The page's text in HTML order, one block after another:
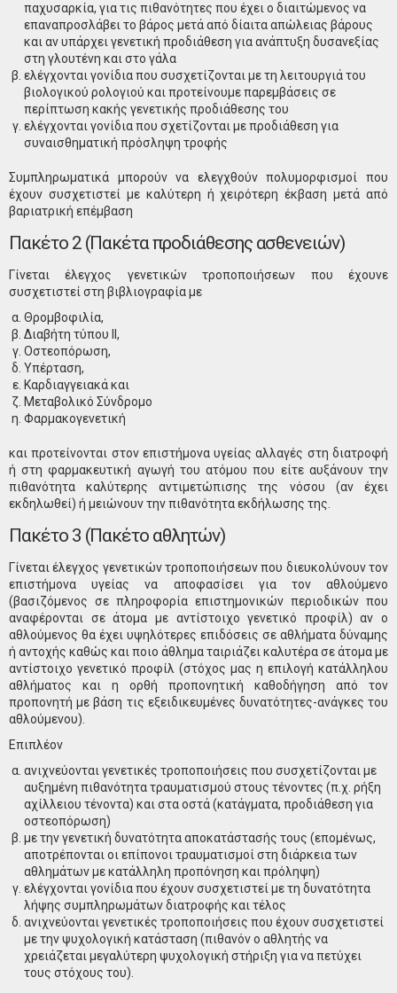
παχυσαρκία, για τις πιθανότητες που έχει ο διαιτώμενος να
επαναπροσλάβει το βάρος μετά από δίαιτα απώλειας βάρους
και αν υπάρχει γενετική προδιάθεση για ανάπτυξη δυσανεξίας
στη γλουτένη και στο γάλα
ελέγχονται γονίδια που συσχετίζονται με τη λειτουργιά του
βιολογικού ρολογιού και προτείνουμε παρεμβάσεις σε
περίπτωση κακής γενετικής προδιάθεσης του
ελέγχονται γονίδια που σχετίζονται με προδιάθεση για
συναισθηματική πρόσληψη τροφής
Συμπληρωματικά μπορούν να ελεγχθούν πολυμορφισμοί που
έχουν συσχετιστεί με καλύτερη ή χειρότερη έκβαση μετά από
βαριατρική επέμβαση
Πακέτο 2 (Πακέτα προδιάθεσης ασθενειών)
Γίνεται έλεγχος γενετικών τροποποιήσεων που έχουνε
συσχετιστεί στη βιβλιογραφία με
Θρομβοφιλία,
Διαβήτη τύπου ΙΙ,
Οστεοπόρωση,
Υπέρταση,
Καρδιαγγειακά και
Μεταβολικό Σύνδρομο
Φαρμακογενετική
και προτείνονται στον επιστήμονα υγείας αλλαγές στη διατροφή
ή στη φαρμακευτική αγωγή του ατόμου που είτε αυξάνουν την
πιθανότητα καλύτερης αντιμετώπισης της νόσου (αν έχει
εκδηλωθεί) ή μειώνουν την πιθανότητα εκδήλωσης της.
Πακέτο 3 (Πακέτο αθλητών)
Γίνεται έλεγχος γενετικών τροποποιήσεων που διευκολύνουν τον
επιστήμονα υγείας να αποφασίσει για τον αθλούμενο
(βασιζόμενος σε πληροφορία επιστημονικών περιοδικών που
αναφέρονται σε άτομα με αντίστοιχο γενετικό προφίλ) αν ο
αθλούμενος θα έχει υψηλότερες επιδόσεις σε αθλήματα δύναμης
ή αντοχής καθώς και ποιο άθλημα ταιριάζει καλυτέρα σε άτομα με
αντίστοιχο γενετικό προφίλ (στόχος μας η επιλογή κατάλληλου
αθλήματος και η ορθή προπονητική καθοδήγηση από τον
προπονητή με βάση τις εξειδικευμένες δυνατότητες-ανάγκες του
αθλούμενου).
Επιπλέον
ανιχνεύονται γενετικές τροποποιήσεις που συσχετίζονται με
αυξημένη πιθανότητα τραυματισμού στους τένοντες (π.χ. ρήξη
αχίλλειου τένοντα) και στα οστά (κατάγματα, προδιάθεση για
οστεοπόρωση)
με την γενετική δυνατότητα αποκατάστασής τους (επομένως,
αποτρέπονται οι επίπονοι τραυματισμοί στη διάρκεια των
αθλημάτων με κατάλληλη προπόνηση και πρόληψη)
ελέγχονται γονίδια που έχουν συσχετιστεί με τη δυνατότητα
λήψης συμπληρωμάτων διατροφής και τέλος
ανιχνεύονται γενετικές τροποποιήσεις που έχουν συσχετιστεί
με την ψυχολογική κατάσταση (πιθανόν ο αθλητής να
χρειάζεται μεγαλύτερη ψυχολογική στήριξη για να πετύχει
τους στόχους του).